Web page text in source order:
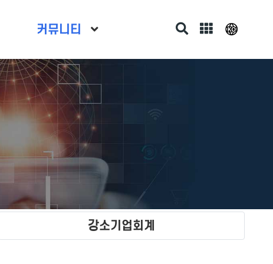
커뮤니티
강소기업회계